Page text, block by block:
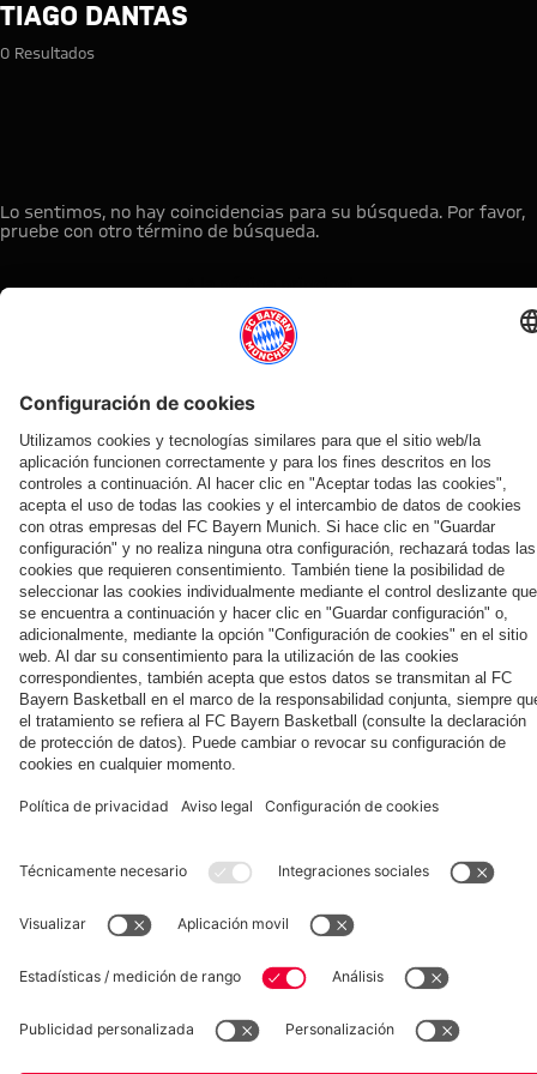
Búsqueda: Tiago Dantas
TIAGO DANTAS
0 Resultados
Lo sentimos, no hay coincidencias para su búsqueda. Por favor,
pruebe con otro término de búsqueda.
A la página principal
ESTO LE PUEDE INTERESAR
TIENDA
ONLINE
¡Disponible
la nueva
primera
equipación
para la
2025/26!
OFERTA
VENTILADOR
FC Bayern
Múnich
Tarjetas de
autógrafos
AFICIÓN
Clubs
de fans
MYFCBAYERN
Descubre tu
espacio
personal para
fans
Colaborador
Museum Prensa Baloncesto
Aviso legal
Política de privacidad Condiciones de uso
Accesibilidad
Sistema de denuncia
Contacto Ajustes de cookies